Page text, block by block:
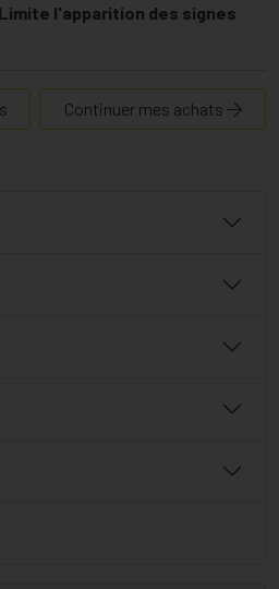
Limite l'apparition des signes
Continuer mes achats